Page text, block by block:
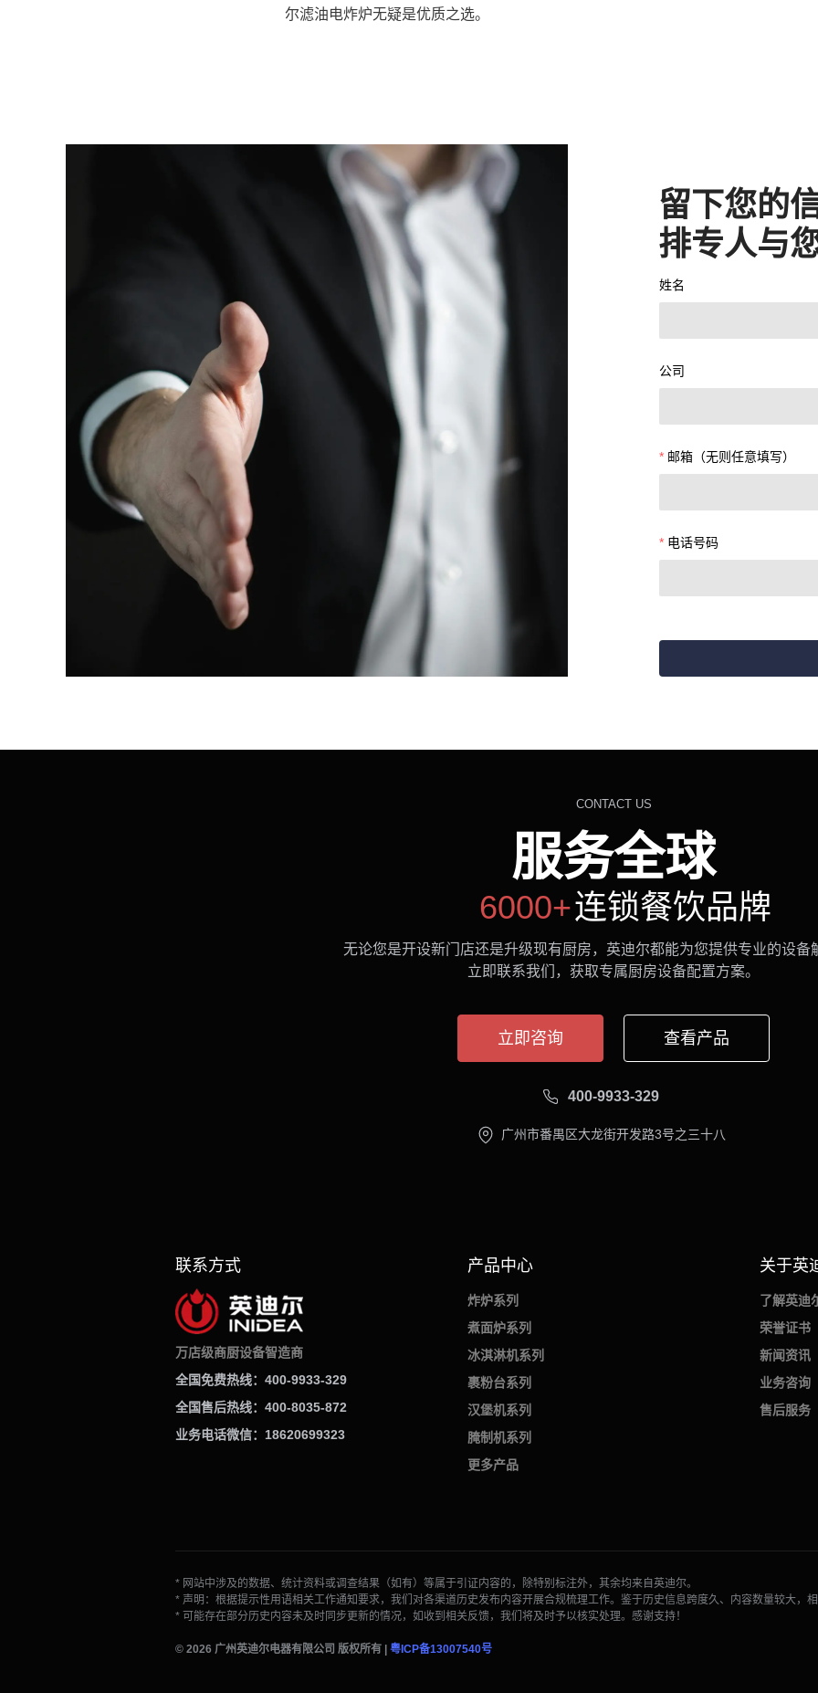
尔滤油电炸炉无疑是优质之选。
留下您的
排专人与
姓名
公司
邮箱（无则任意填写）
电话号码
CONTACT US
服务全球
连锁餐饮品牌
无论您是开设新门店还是升级现有厨房，英迪尔都能为您提供专业的设备
立即联系我们，获取专属厨房设备配置方案。
立即咨询 查看产品
400-9933-329
广州市番禺区大龙街开发路3号之三十八
6000+
联系方式
万店级商厨设备智造商
全国免费热线：400-9933-329
全国售后热线：400-8035-872
业务电话微信：18620699323
产品中心
炸炉系列
煮面炉系列
冰淇淋机系列
裹粉台系列
汉堡机系列
腌制机系列
更多产品
关于英
了解英迪
荣誉证书
新闻资讯
业务咨询
售后服务
* 网站中涉及的数据、统计资料或调查结果（如有）等属于引证内容的，除特别标注外，其余均来自英迪尔。
* 声明：根据提示性用语相关工作通知要求，我们对各渠道历史发布内容开展合规梳理工作。鉴于历史信息跨度久、内容数量较大，
* 可能存在部分历史内容未及时同步更新的情况，如收到相关反馈，我们将及时予以核实处理。感谢支持！
© 2026 广州英迪尔电器有限公司 版权所有 | 粤ICP备13007540号